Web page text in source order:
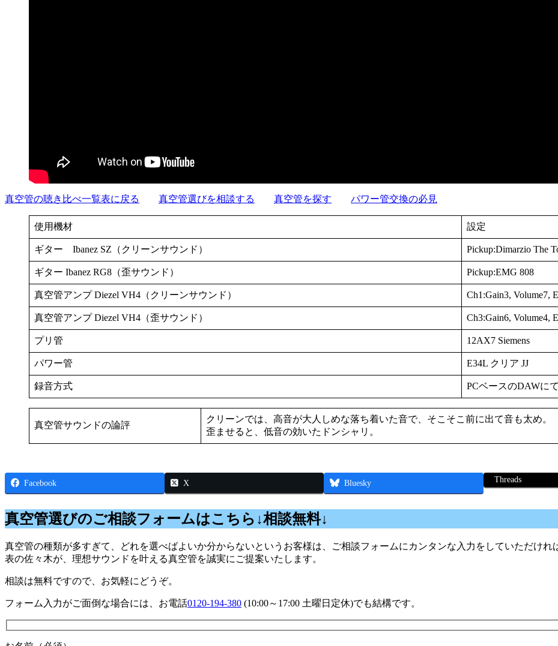
真空管の聴き比べ一覧表に戻る 真空管選びを相談する 真空管を探す パワー管交換の必見
使用機材 設定
ギター Ibanez SZ（クリーンサウンド） Pickup:Dimarzio The
ギター Ibanez RG8（歪サウンド） Pickup:EMG 808
真空管アンプ Diezel VH4（クリーンサウンド） Ch1:Gain3, Volume7,
真空管アンプ Diezel VH4（歪サウンド） Ch3:Gain6, Volume4,
プリ管 12AX7 Siemens
パワー管 E34L クリア JJ
録音方式 PCベースのDAWに
真空管サウンドの論評
クリーンでは、高音が大人しめな落ち着いた音で、そこそこ前に出て音も太め。
歪ませると、低音の効いたドンシャリ。
Facebook X Bluesky Threads
真空管選びのご相談フォームはこちら↓相談無料↓
真空管の種類が多すぎて、どれを選べばよいか分からないというお客様は、ご相談フォームにカンタンな入力をしていただけ
表の佐々木が、理想サウンドを叶える真空管を誠実にご提案いたします。
相談は無料ですので、お気軽にどうぞ。
フォーム入力がご面倒な場合には、お電話0120-194-380 (10:00～17:00 土曜日定休)でも結構です。